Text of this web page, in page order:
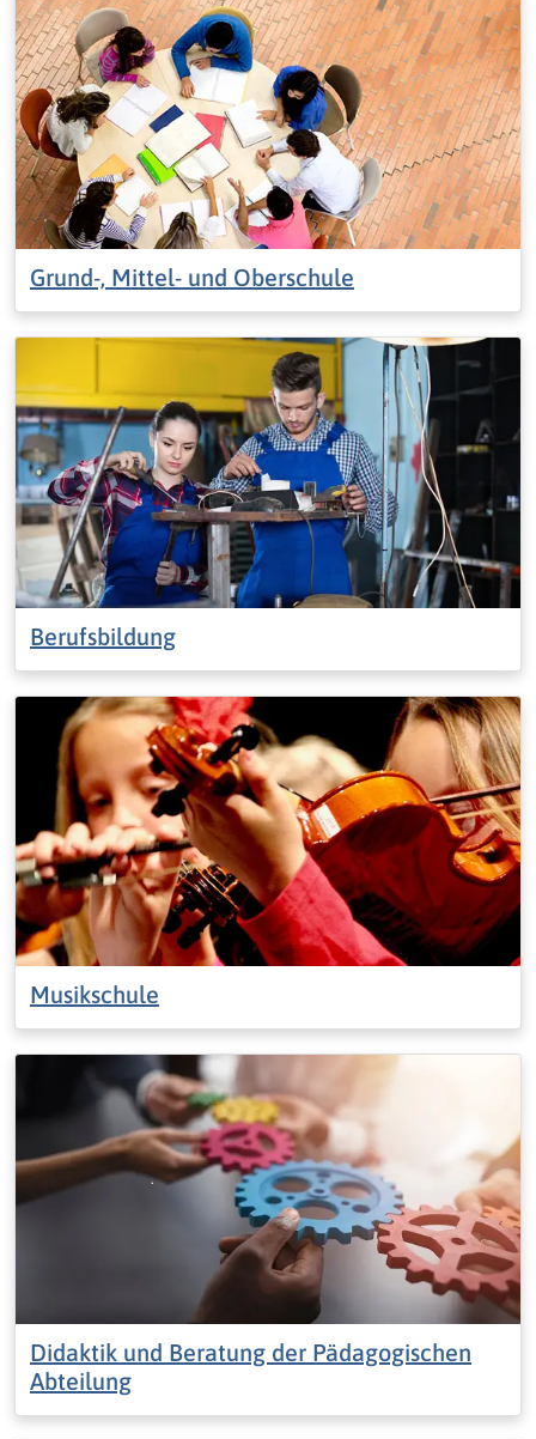
Grund-, Mittel- und Oberschule
Berufsbildung
Musikschule
Didaktik und Beratung der Pädagogischen
Abteilung